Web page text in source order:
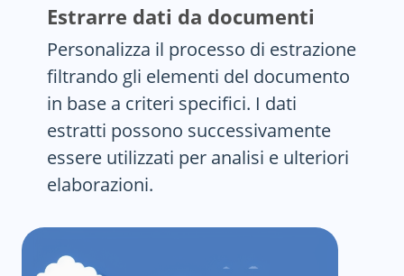
Estrarre dati da documenti
Personalizza il processo di estrazione
filtrando gli elementi del documento
in base a criteri specifici. I dati
estratti possono successivamente
essere utilizzati per analisi e ulteriori
elaborazioni.